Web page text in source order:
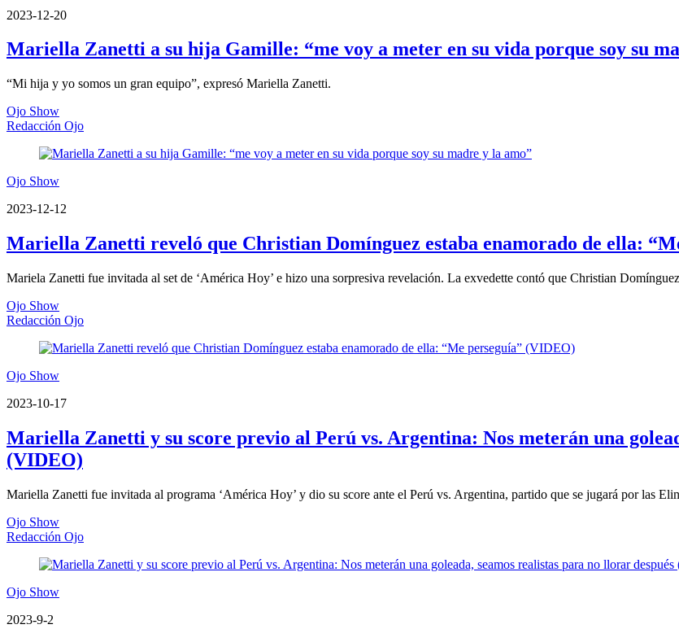
2023-12-20
Mariella Zanetti a su hija Gamille: “me voy a meter en su vida porque soy su
“Mi hija y yo somos un gran equipo”, expresó Mariella Zanetti.
Ojo Show
Redacción Ojo
Ojo Show
2023-12-12
Mariella Zanetti reveló que Christian Domínguez estaba enamorado de ella:
Mariela Zanetti fue invitada al set de ‘América Hoy’ e hizo una sorpresiva revelación. La exvedette contó que Christian
Ojo Show
Redacción Ojo
Ojo Show
2023-10-17
Mariella Zanetti y su score previo al Perú vs. Argentina: Nos meterán una
(VIDEO)
Mariella Zanetti fue invitada al programa ‘América Hoy’ y dio su score ante el Perú vs. Argentina, partido que se jugará por las
Ojo Show
Redacción Ojo
Ojo Show
2023-9-2